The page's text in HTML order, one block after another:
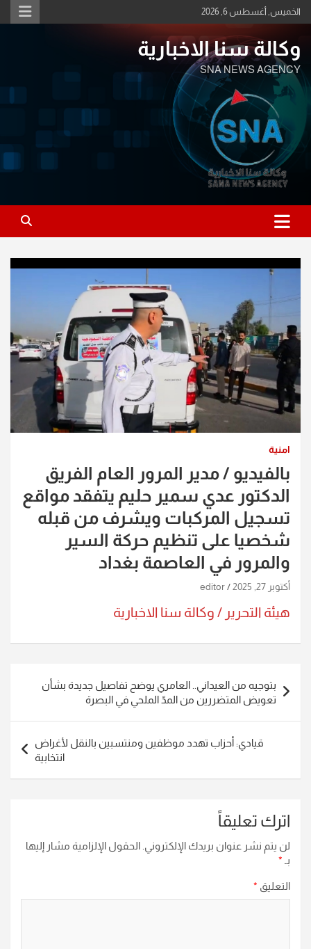
Skip
to
الخميس, أغسطس 6, 2026
وكالة سنا الاخبارية
SNA NEWS AGENCY
امنية
بالفيديو / مدير المرور العام الفريق
الدكتور عدي سمير حليم يتفقد مواقع
تسجيل المركبات ويشرف من قبله
شخصيا على تنظيم حركة السير
والمرور في العاصمة بغداد
أكتوبر 27, 2025 editor
هيئة التحرير / وكالة سنا الاخبارية
المقالات
بتوجيه من العيداني.. العامري يوضح تفاصيل جديدة بشأن
تعويض المتضررين من المدّ الملحي في البصرة
قيادي: أحزاب تهدد موظفين ومنتسبين بالنقل لأغراض
انتخابية
اترك تعليقاً
لن يتم نشر عنوان بريدك الإلكتروني. الحقول الإلزامية مشار إليها
بـ *
التعليق *